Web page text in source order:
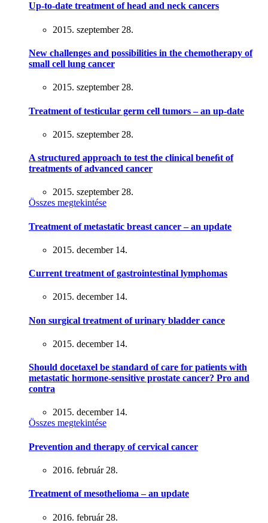
Up-to-date treatment of head and neck cancers
2015. szeptember 28.
New challenges and possibilities in the chemotherapy of
small cell lung cancer
2015. szeptember 28.
Treatment of testicular germ cell tumors – an up-date
2015. szeptember 28.
A structured approach to test the clinical beneﬁt of
treatments of advanced cancer
2015. szeptember 28.
Összes megtekintése
Treatment of metastatic breast cancer – an update
2015. december 14.
Current treatment of gastrointestinal lymphomas
2015. december 14.
Non surgical treatment of urinary bladder cance
2015. december 14.
Should docetaxel be standard of care for patients with
metastatic hormone-sensitive prostate cancer? Pro and
contra
2015. december 14.
Összes megtekintése
Prevention and therapy of cervical cancer
2016. február 28.
Treatment of mesothelioma – an update
2016. február 28.